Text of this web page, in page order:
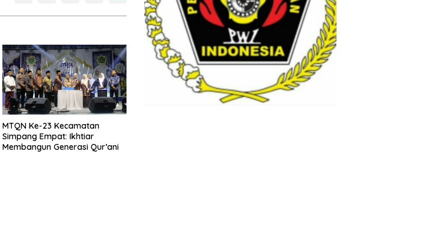
MTQN Ke-23 Kecamatan
Simpang Empat: Ikhtiar
Membangun Generasi Qur’ani